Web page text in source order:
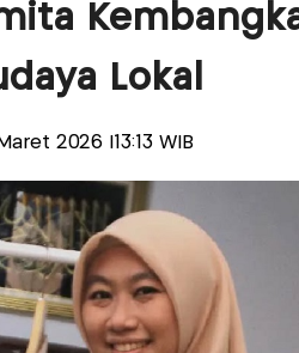
Lokal
2026 |13:13 WIB